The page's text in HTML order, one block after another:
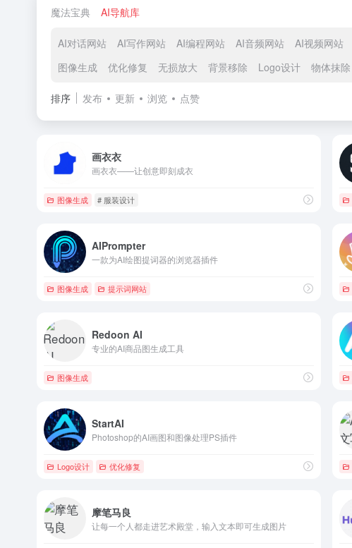
魔法宝典 AI导航库
AI对话网站 AI写作网站 AI编程网站 AI音频网站 AI视频网站
图像生成
优化修复 无损放大 背景移除 Logo设计 物体抹除
排序 发布 更新 浏览 点赞
画衣衣
画衣衣——让创意即刻成衣
图像生成 # 服装设计
AIPrompter
一款为AI绘图提词器的浏览器插件
图像生成 提示词网站
Redoon AI
专业的AI商品图生成工具
图像生成
StartAI
Photoshop的AI画图和图像处理PS插件
Logo设计 优化修复
摩笔马良
让每一个人都走进艺术殿堂，输入文本即可生成图片